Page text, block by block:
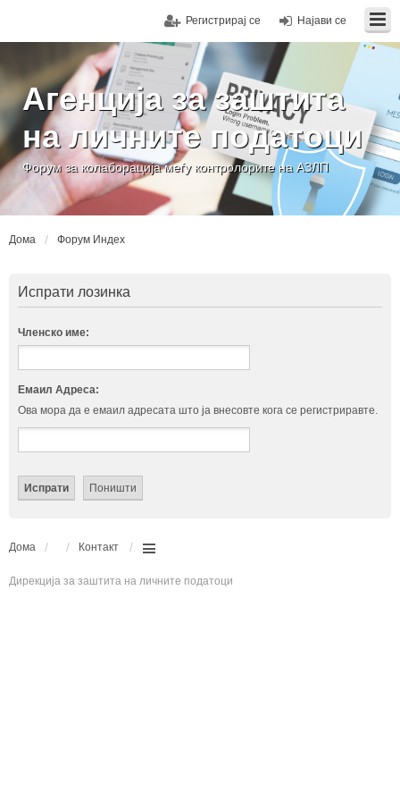
Најави се
Регистрирај се
Агенција за заштита
на личните податоци
Форум за колаборација меѓу контролорите на АЗЛП
Дома Форум Индех
Испрати лозинка
Членско име:
Емаил Адреса:
Ова мора да е емаил адресата што ја внесовте кога се регистриравте.
Дома Контакт
Дирекција за заштита на личните податоци